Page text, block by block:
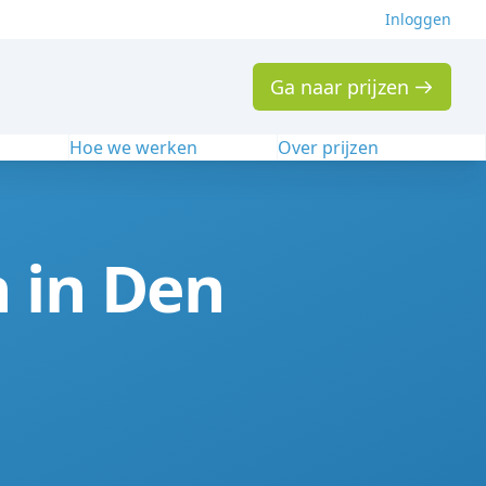
Inloggen
Ga naar prijzen
Hoe we werken Over prijzen
in Den